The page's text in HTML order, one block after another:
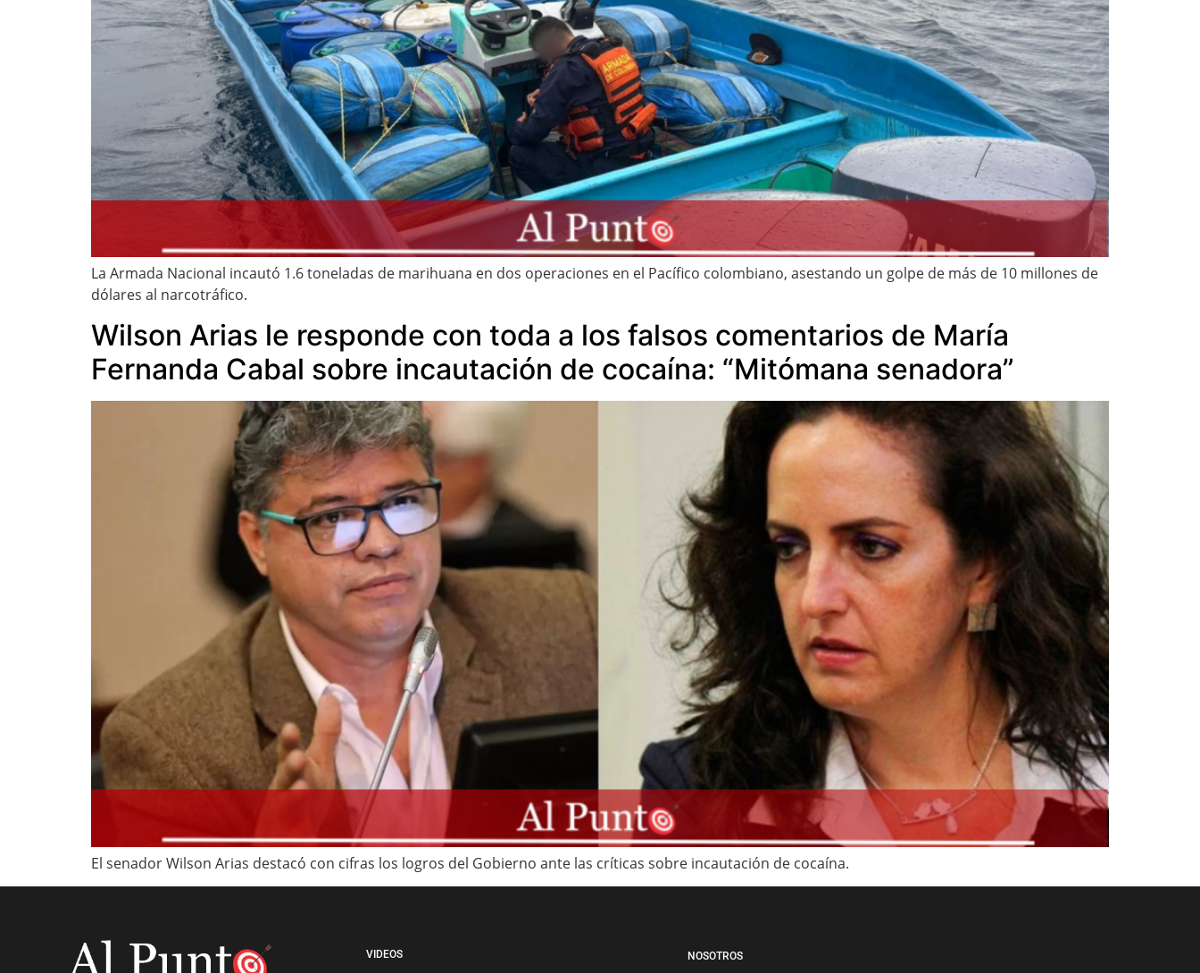
La Armada Nacional incautó 1.6 toneladas de marihuana en dos operaciones en el Pacífico colombiano, asestando un golpe de más de 10 millones de
dólares al narcotráfico.
Wilson Arias le responde con toda a los falsos comentarios de María
Fernanda Cabal sobre incautación de cocaína: “Mitómana senadora”
El senador Wilson Arias destacó con cifras los logros del Gobierno ante las críticas sobre incautación de cocaína.
VIDEOS NOSOTROS